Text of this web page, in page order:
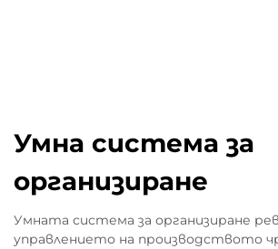
Умна система за
организиране
Умната система за организиране
управлението на производството